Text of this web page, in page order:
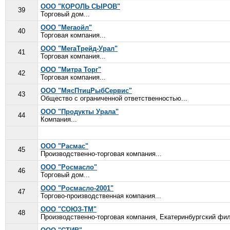
39
ООО "КОРОЛЬ СЫРОВ"
Торговый дом...
40
ООО "Мегаойл"
Торговая компания...
41
ООО "МегаТрейд-Урал"
Торговая компания...
42
ООО "Митра Торг"
Торговая компания...
43
ООО "МясПтицРыбСервис"
Общество с ограниченной ответственностью...
44
ООО "Продукты Урала"
Компания...
45
ООО "Расмас"
Производственно-торговая компания...
46
ООО "Росмасло"
Торговый дом...
47
ООО "Росмасло-2001"
Торгово-производственная компания...
48
ООО "СОЮЗ-ТМ"
Производственно-торговая компания, Екатеринбургский